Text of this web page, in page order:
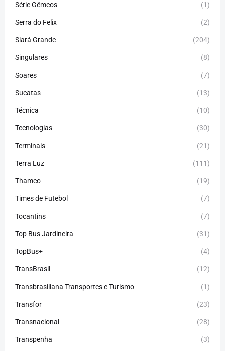
Série Gêmeos (1)
Serra do Felix (2)
Siará Grande (204)
Singulares (8)
Soares (7)
Sucatas (13)
Técnica (10)
Tecnologias (30)
Terminais (21)
Terra Luz (111)
Thamco (19)
Times de Futebol (7)
Tocantins (7)
Top Bus Jardineira (31)
TopBus+ (4)
TransBrasil (12)
Transbrasiliana Transportes e Turismo (1)
Transfor (23)
Transnacional (28)
Transpenha (3)